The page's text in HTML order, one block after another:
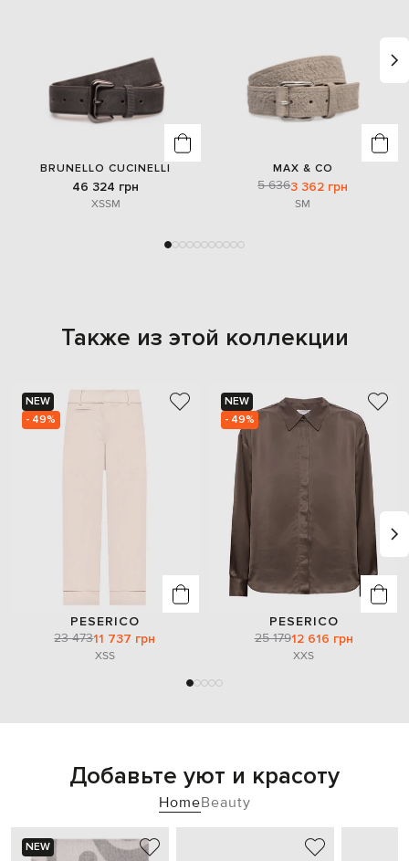
BRUNELLO CUCINELLI
46 324 грн
XSSM
MAX & CO
5 6363 362 грн
SM
Также из этой коллекции
NEW
- 49%
PESERICO
23 47311 737 грн
XSS
NEW
- 49%
PESERICO
25 17912 616 грн
XXS
Добавьте уют и красоту
HomeBeauty
NEW